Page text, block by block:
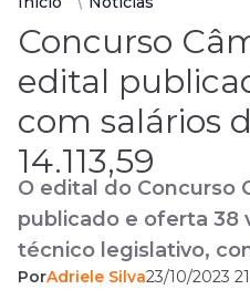
Concurso
edital
com salários
14.113,59
O edital do Concurso
publicado e oferta 38
técnico legislativo,
14.113,59!
PorAdriele Silva23/10/2023